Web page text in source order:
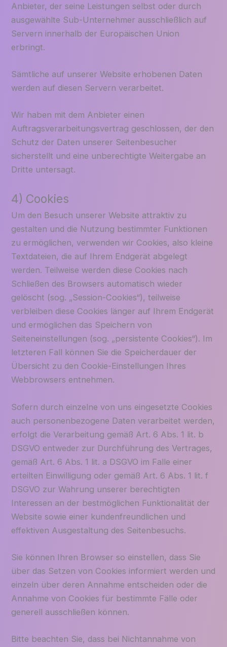
Anbieter, der seine Leistungen selbst oder durch
ausgewählte Sub-Unternehmer ausschließlich auf
Servern innerhalb der Europäischen Union
erbringt.
Sämtliche auf unserer Website erhobenen Daten
werden auf diesen Servern verarbeitet.
Wir haben mit dem Anbieter einen
Auftragsverarbeitungsvertrag geschlossen, der den
Schutz der Daten unserer Seitenbesucher
sicherstellt und eine unberechtigte Weitergabe an
Dritte untersagt.
4) Cookies
Um den Besuch unserer Website attraktiv zu
gestalten und die Nutzung bestimmter Funktionen
zu ermöglichen, verwenden wir Cookies, also kleine
Textdateien, die auf Ihrem Endgerät abgelegt
werden. Teilweise werden diese Cookies nach
Schließen des Browsers automatisch wieder
gelöscht (sog. „Session-Cookies“), teilweise
verbleiben diese Cookies länger auf Ihrem Endgerät
und ermöglichen das Speichern von
Seiteneinstellungen (sog. „persistente Cookies“). Im
letzteren Fall können Sie die Speicherdauer der
Übersicht zu den Cookie-Einstellungen Ihres
Webbrowsers entnehmen.
Sofern durch einzelne von uns eingesetzte Cookies
auch personenbezogene Daten verarbeitet werden,
erfolgt die Verarbeitung gemäß Art. 6 Abs. 1 lit. b
DSGVO entweder zur Durchführung des Vertrages,
gemäß Art. 6 Abs. 1 lit. a DSGVO im Falle einer
erteilten Einwilligung oder gemäß Art. 6 Abs. 1 lit. f
DSGVO zur Wahrung unserer berechtigten
Interessen an der bestmöglichen Funktionalität der
Website sowie einer kundenfreundlichen und
effektiven Ausgestaltung des Seitenbesuchs.
Sie können Ihren Browser so einstellen, dass Sie
über das Setzen von Cookies informiert werden und
einzeln über deren Annahme entscheiden oder die
Annahme von Cookies für bestimmte Fälle oder
generell ausschließen können.
Bitte beachten Sie, dass bei Nichtannahme von